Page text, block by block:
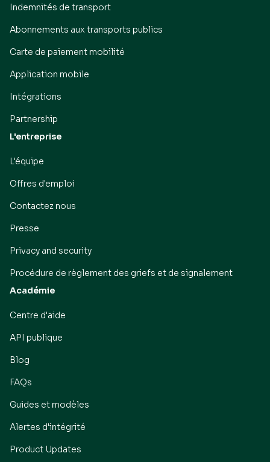
Indemnités de transport
Abonnements aux transports publics
Carte de paiement mobilité
Application mobile
Intégrations
Partnership
L'entreprise
L'équipe
Offres d'emploi
Contactez nous
Presse
Privacy and security
Procédure de règlement des griefs et de signalement
Académie
Centre d'aide
API publique
Blog
FAQs
Guides et modèles
Alertes d'intégrité
Product Updates